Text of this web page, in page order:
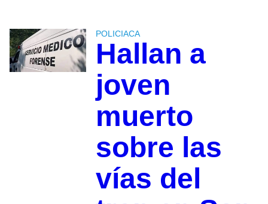
POLICIACA
Hallan a
joven
muerto
sobre las
vías del